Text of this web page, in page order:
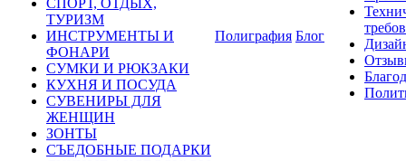
СПОРТ, ОТДЫХ,
ТУРИЗМ
ИНСТРУМЕНТЫ И
ФОНАРИ
СУМКИ И РЮКЗАКИ
КУХНЯ И ПОСУДА
СУВЕНИРЫ ДЛЯ
ЖЕНЩИН
ЗОНТЫ
СЪЕДОБНЫЕ ПОДАРКИ
Полиграфия Блог